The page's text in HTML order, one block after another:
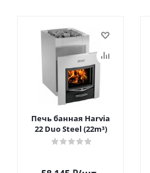
Печь банная Harvia
22 Duo Steel (22m³)